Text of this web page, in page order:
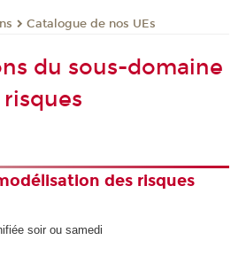
Catalogue de nos UEs
du sous-domaine
des risques
soir ou samedi